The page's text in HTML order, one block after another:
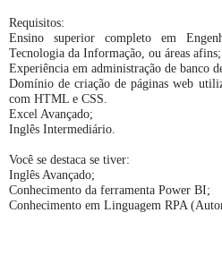
Requisitos:
Ensino superior completo em
Tecnologia da Informação, ou áreas afins;
Experiência em administração de banco
Domínio de criação de páginas web
com HTML e CSS.
Excel Avançado;
Inglês Intermediário.
Você se destaca se tiver:
Inglês Avançado;
Conhecimento da ferramenta Power BI;
Conhecimento em Linguagem RPA